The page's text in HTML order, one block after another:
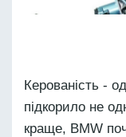
Керованість -
підкорило не
краще, BMW